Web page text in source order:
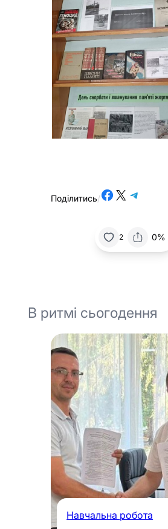
Поділитись/Share on Facebook
Share on X Share on Telegram
2 0%
В ритмі сьогодення
Навчальна робота